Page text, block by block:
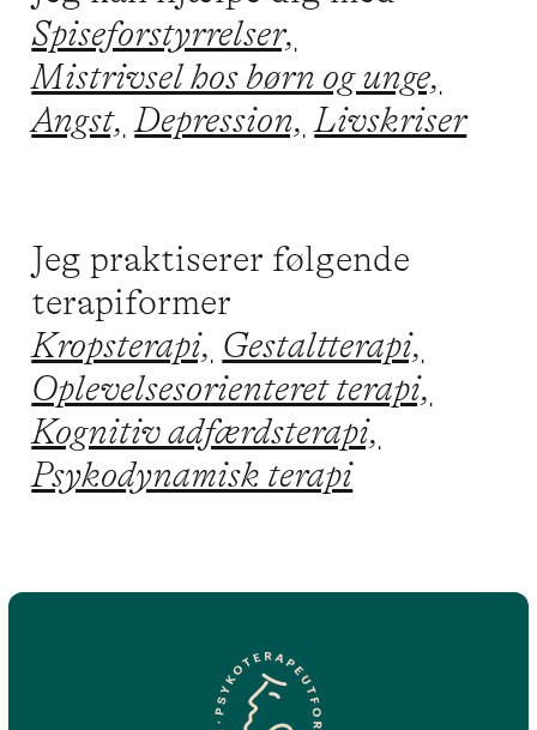
Spiseforstyrrelser,
Mistrivsel hos børn og unge,
Angst, Depression, Livskriser
Jeg praktiserer følgende
terapiformer
Kropsterapi, Gestaltterapi,
Oplevelsesorienteret terapi,
Kognitiv adfærdsterapi,
Psykodynamisk terapi